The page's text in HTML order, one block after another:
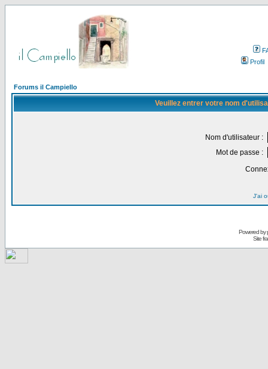
Profil
Forums il Campiello
Veuillez entrer votre nom
Nom d'utilisateur :
Mot de passe :
J'ai
Powered by
Site